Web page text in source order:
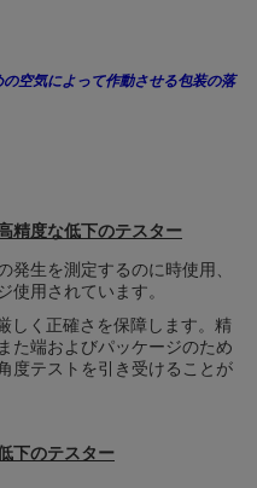
空気によって作動させる包装の落
精度な低下のテスター
生を測定するのに時使用、
使用されています。
しく正確さを保障します。精
た端およびパッケージのため
度テストを引き受けることが
下のテスター